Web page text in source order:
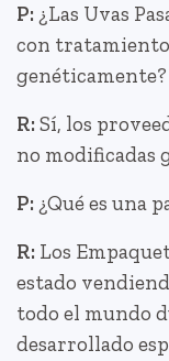
P: ¿Las Uvas
con
genéticamente?
R: Sí, los
no modificadas
P: ¿Qué es una
R: Los
estado
todo el mundo
desarrollado